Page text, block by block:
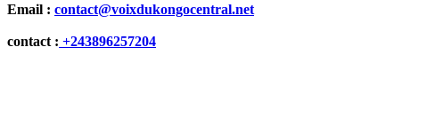
Email : contact@voixdukongocentral.net
contact : +243896257204